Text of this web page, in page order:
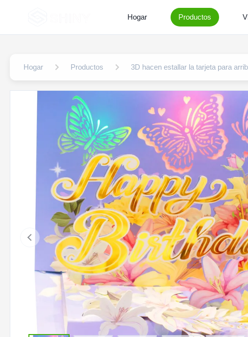
Hogar Productos
Hogar Productos 3D hacen estallar la tarjeta para